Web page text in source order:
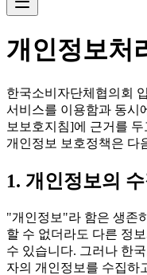
개인정보처
한국소비자단체협의회
서비스를 이용함과 동시
보보호지침]에 근거를
개인정보 보호정책은 다
1. 개인정보의
"개인정보"라 함은 생존
할 수 없더라도 다른 정
수 있습니다. 그러나 한
자의 개인정보를 수집하